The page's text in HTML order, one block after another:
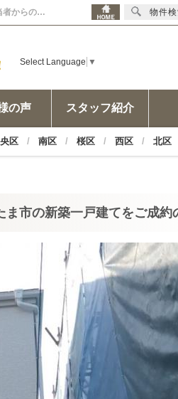
2018年04月06日 とても満足した物件を見付ける事が出来ました。さいたま市の新築一戸建てをご成約のH様担当者からのコメント | 川口市の不動産｜センチュリー21ウインズホーム
Select Language ▼
の声 スタッフ紹介
区 南区 桜区 西区 北区
ま市の新築一戸建てをご成約
物件